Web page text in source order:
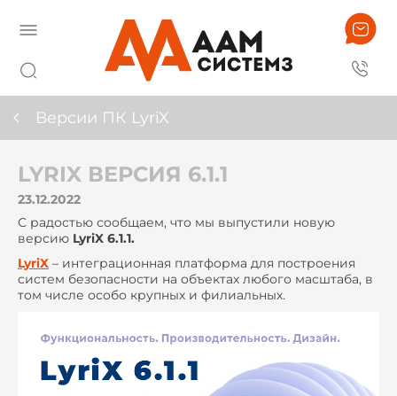
Версии ПК LyriX
LYRIX ВЕРСИЯ 6.1.1
23.12.2022
С радостью сообщаем, что мы выпустили новую
версию LyriX 6.1.1.
LyriX – интеграционная платформа для построения
систем безопасности на объектах любого масштаба, в
том числе особо крупных и филиальных.